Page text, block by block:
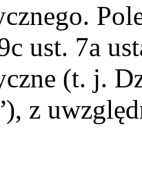
ust. 7a
(t. j.
z